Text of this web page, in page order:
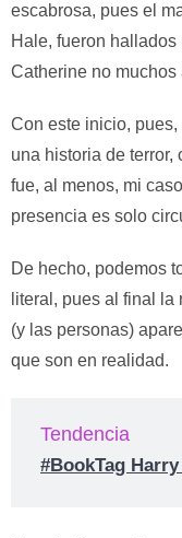
escabrosa, pues el
Hale, fueron
Catherine no
Con este inicio,
una historia de terror,
fue, al menos, mi
presencia es solo
De hecho, podemos
literal, pues al final
(y las personas)
que son en realidad.
Tendencia
#BookTag